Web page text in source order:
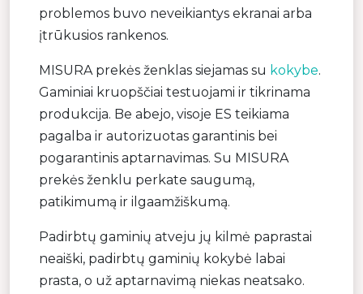
problemos buvo neveikiantys ekranai arba
įtrūkusios rankenos.
MISURA prekės ženklas siejamas su kokybe.
Gaminiai kruopščiai testuojami ir tikrinama
produkcija. Be abejo, visoje ES teikiama
pagalba ir autorizuotas garantinis bei
pogarantinis aptarnavimas. Su MISURA
prekės ženklu perkate saugumą,
patikimumą ir ilgaamžiškumą.
Padirbtų gaminių atveju jų kilmė paprastai
neaiški, padirbtų gaminių kokybė labai
prasta, o už aptarnavimą niekas neatsako.